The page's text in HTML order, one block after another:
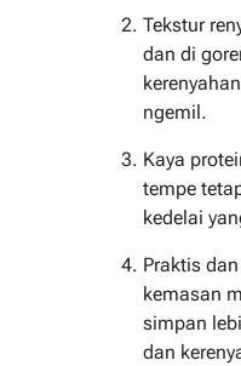
Tekstur
dan di
ngemil.
Kaya
tempe
kedelai
Praktis
kemasan
simpan
dan